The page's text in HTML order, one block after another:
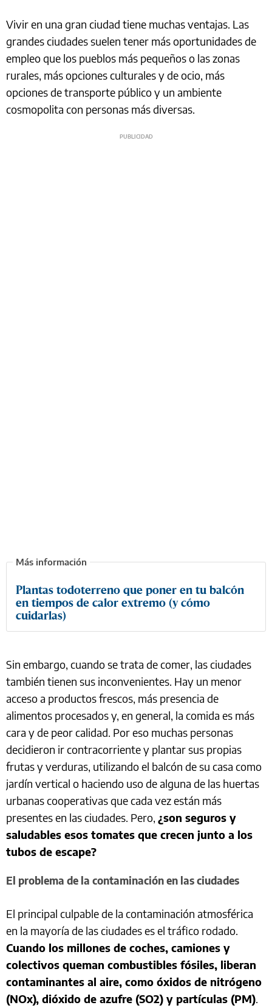
Vivir en una gran ciudad tiene muchas ventajas. Las
grandes ciudades suelen tener más oportunidades de
empleo que los pueblos más pequeños o las zonas
rurales, más opciones culturales y de ocio, más
opciones de transporte público y un ambiente
cosmopolita con personas más diversas.
Plantas todoterreno que poner en tu balcón
en tiempos de calor extremo (y cómo
cuidarlas)
Sin embargo, cuando se trata de comer, las ciudades
también tienen sus inconvenientes. Hay un menor
acceso a productos frescos, más presencia de
alimentos procesados y, en general, la comida es más
cara y de peor calidad. Por eso muchas personas
decidieron ir contracorriente y plantar sus propias
frutas y verduras, utilizando el balcón de su casa como
jardín vertical o haciendo uso de alguna de las huertas
urbanas cooperativas que cada vez están más
presentes en las ciudades. Pero, ¿son seguros y
saludables esos tomates que crecen junto a los
tubos de escape?
El problema de la contaminación en las ciudades
El principal culpable de la contaminación atmosférica
en la mayoría de las ciudades es el tráfico rodado.
Cuando los millones de coches, camiones y
colectivos queman combustibles fósiles, liberan
contaminantes al aire, como óxidos de nitrógeno
(NOx), dióxido de azufre (SO2) y partículas (PM).